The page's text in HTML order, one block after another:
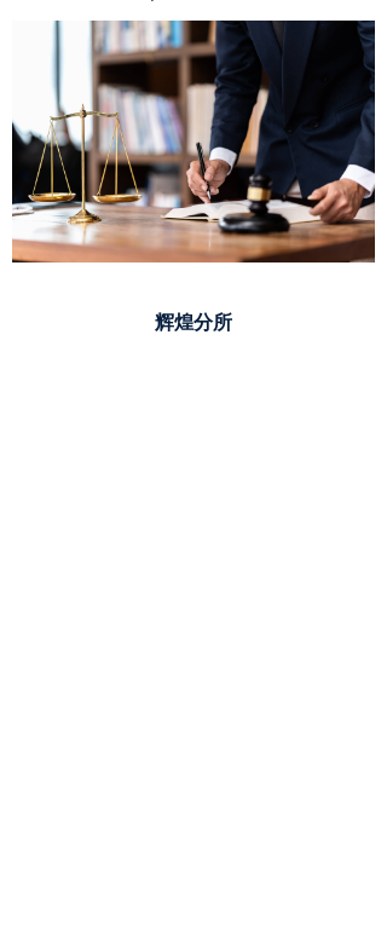
辉煌分所